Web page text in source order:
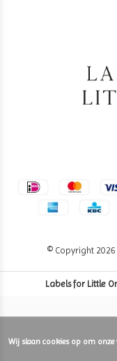
© Copyright 2026
Labels for Little
Wij slaan cookies op om onze